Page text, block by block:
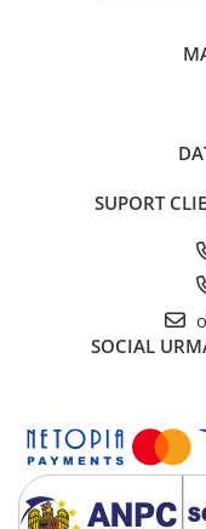
SUPORT
SOCIAL